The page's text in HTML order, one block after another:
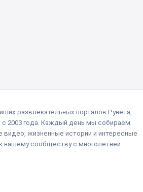
развлекательных порталов Рунета,
2003 года. Каждый день мы собираем
жизненные истории и интересные
нашему сообществу с многолетней